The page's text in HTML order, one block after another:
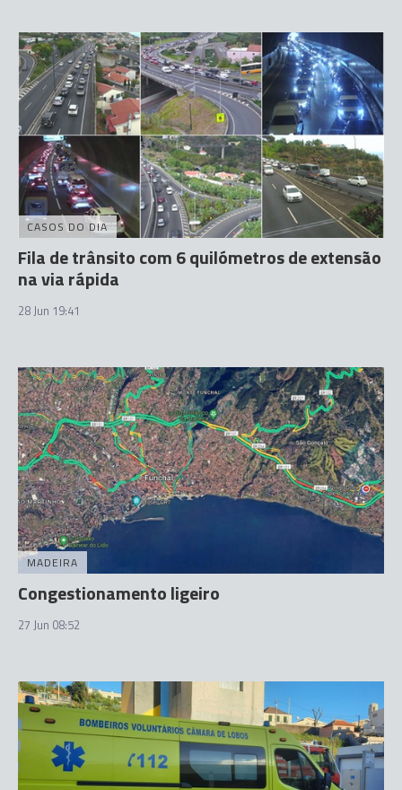
CASOS DO DIA
Fila de trânsito com 6 quilómetros de extensão
na via rápida
28 Jun 19:41
MADEIRA
Congestionamento ligeiro
27 Jun 08:52